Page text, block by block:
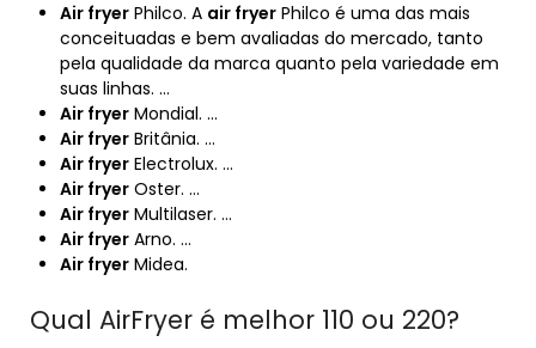
Air fryer Philco. A air fryer Philco é uma das mais
conceituadas e bem avaliadas do mercado, tanto
pela qualidade da marca quanto pela variedade em
suas linhas. …
Air fryer Mondial. …
Air fryer Britânia. …
Air fryer Electrolux. …
Air fryer Oster. …
Air fryer Multilaser. …
Air fryer Arno. …
Air fryer Midea.
Qual AirFryer é melhor 110 ou 220?